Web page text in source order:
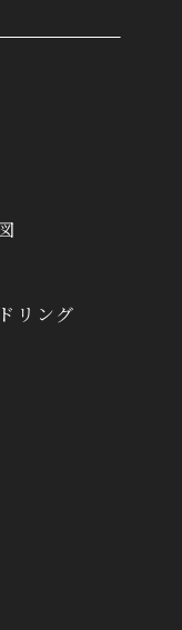
リング